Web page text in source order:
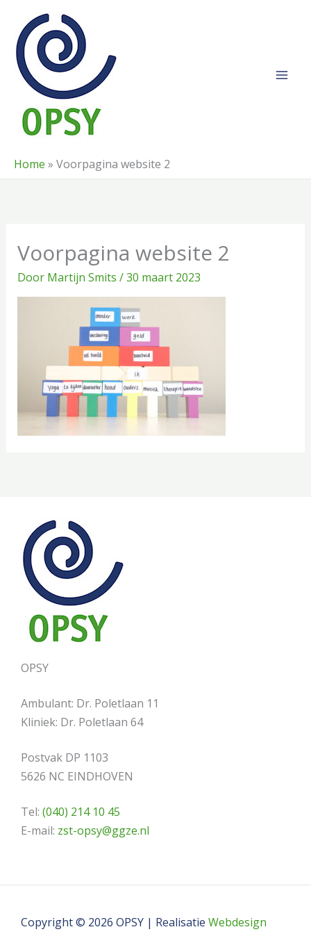
naar
inhoud
Home » Voorpagina website 2
Voorpagina website 2
Door Martijn Smits /30 maart 2023
OPSY
Ambulant: Dr. Poletlaan 11
Kliniek: Dr. Poletlaan 64
Postvak DP 1103
5626 NC EINDHOVEN
Tel: (040) 214 10 45
E-mail: zst-opsy@ggze.nl
Copyright © 2026 OPSY | Realisatie Webdesign